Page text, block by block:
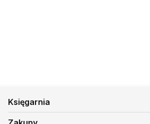
Księgarnia